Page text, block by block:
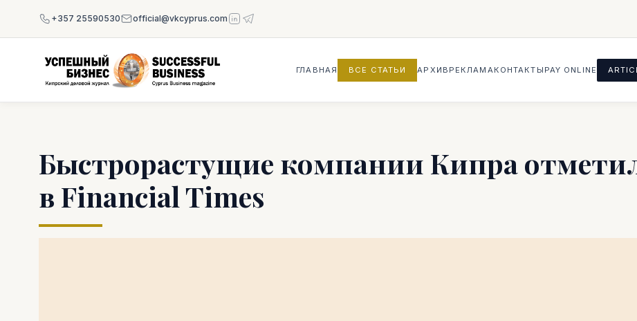
+357 25590530 official@vkcyprus.com
ГЛАВНАЯ ВСЕ СТАТЬИ АРХИВ РЕКЛАМА КОНТАКТЫ PAY ONLINE
Быстрорастущие компании Кипра
в Financial Times